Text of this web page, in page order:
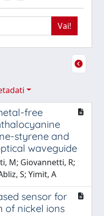
free
styrene and
waveguide
M; Giovannetti, R;
S; Yimit, A
sensor for
of nickel ions